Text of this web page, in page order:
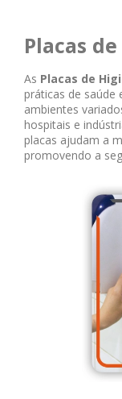
Placas
As Placas de
práticas de saúde
ambientes
hospitais e
placas ajudam a
promovendo a